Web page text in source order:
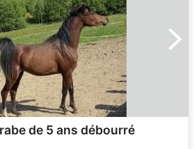
de 5 ans débourré